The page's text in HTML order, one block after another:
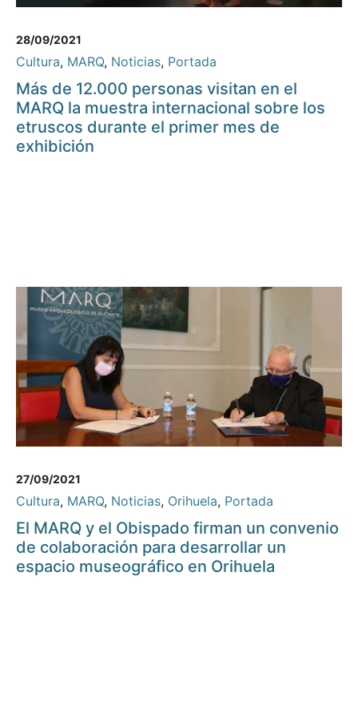
28/09/2021
Cultura, MARQ, Noticias, Portada
Más de 12.000 personas visitan en el
MARQ la muestra internacional sobre los
etruscos durante el primer mes de
exhibición
27/09/2021
Cultura, MARQ, Noticias, Orihuela, Portada
El MARQ y el Obispado firman un convenio
de colaboración para desarrollar un
espacio museográfico en Orihuela